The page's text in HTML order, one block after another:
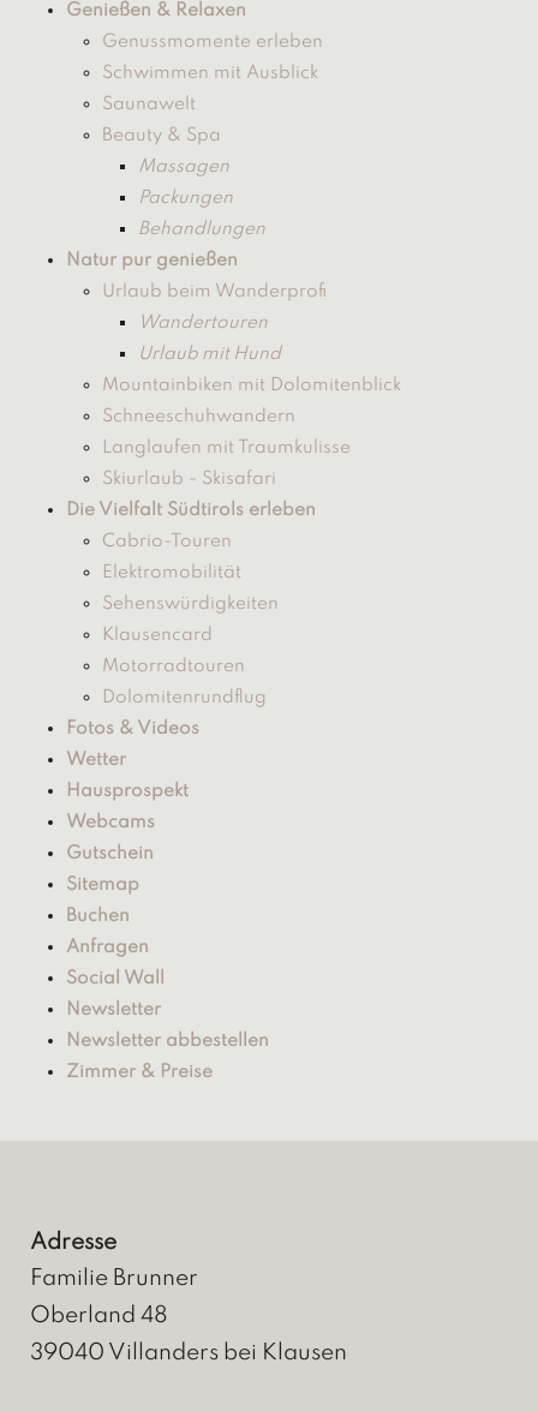
Genießen & Relaxen
Genussmomente erleben
Schwimmen mit Ausblick
Saunawelt
Beauty & Spa
Massagen
Packungen
Behandlungen
Natur pur genießen
Urlaub beim Wanderprofi
Wandertouren
Urlaub mit Hund
Mountainbiken mit Dolomitenblick
Schneeschuhwandern
Langlaufen mit Traumkulisse
Skiurlaub - Skisafari
Die Vielfalt Südtirols erleben
Cabrio-Touren
Elektromobilität
Sehenswürdigkeiten
Klausencard
Motorradtouren
Dolomitenrundflug
Fotos & Videos
Wetter
Hausprospekt
Webcams
Gutschein
Sitemap
Buchen
Anfragen
Social Wall
Newsletter
Newsletter abbestellen
Zimmer & Preise
Adresse
Familie Brunner
Oberland 48
39040 Villanders bei Klausen